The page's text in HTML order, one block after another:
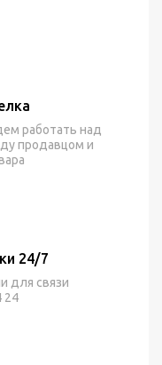
работать над
продавцом и
24/7
для связи
24